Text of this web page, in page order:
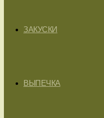
ЗАКУСКИ
ВЫПЕЧКА